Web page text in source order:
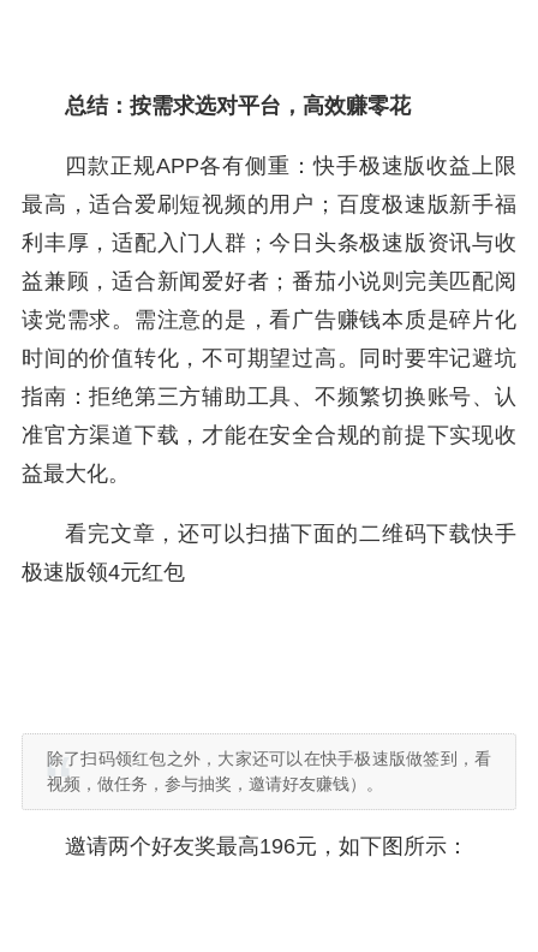
总结：按需求选对平台，高效赚零花
四款正规APP各有侧重：快手极速版收益上限
最高，适合爱刷短视频的用户；百度极速版新手福
利丰厚，适配入门人群；今日头条极速版资讯与收
益兼顾，适合新闻爱好者；番茄小说则完美匹配阅
读党需求。需注意的是，看广告赚钱本质是碎片化
时间的价值转化，不可期望过高。同时要牢记避坑
指南：拒绝第三方辅助工具、不频繁切换账号、认
准官方渠道下载，才能在安全合规的前提下实现收
益最大化。
看完文章，还可以扫描下面的二维码下载快手
极速版领4元红包
除了扫码领红包之外，大家还可以在快手极速版做签到，看
视频，做任务，参与抽奖，邀请好友赚钱）。
邀请两个好友奖最高196元，如下图所示：